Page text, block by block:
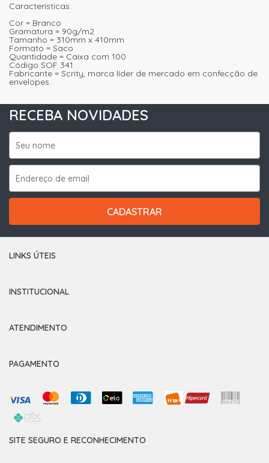
Características:
Cor = Branco
Gramatura = 90g/m2
Tamanho = 310mm x 410mm
Formato = Saco
Quantidade = Caixa com 100
Código SOF 341
Fabricante = Scrity, marca líder de mercado em confecção de
envelopes.
RECEBA NOVIDADES
CADASTRAR
LINKS ÚTEIS
INSTITUCIONAL
ATENDIMENTO
PAGAMENTO
SITE SEGURO E RECONHECIMENTO